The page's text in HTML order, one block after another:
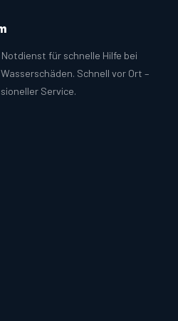
für schnelle Hilfe bei
Schnell vor Ort –
Service.